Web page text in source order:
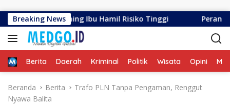
Breaking News
Skrining Ibu Hamil Risiko Tinggi Peran Gusnar -
HomeBerita Daerah Kriminal Politik Wisata Opini
Beranda Berita
Trafo PLN Tanpa Pengaman, Renggut
Nyawa Balita